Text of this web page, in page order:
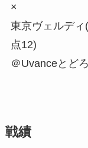
×
東京ヴェルデ
点12)
＠Uvanceとど
戦績